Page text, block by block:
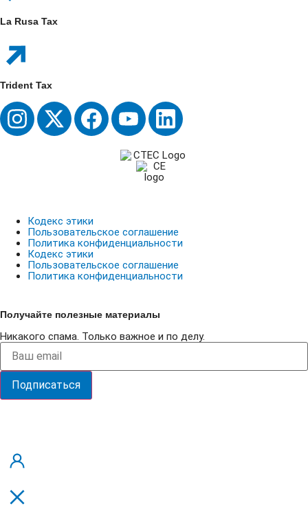
La Rusa Tax
Trident Tax
Кодекс этики
Пользовательское соглашение
Политика конфиденциальности
Кодекс этики
Пользовательское соглашение
Политика конфиденциальности
Получайте полезные материалы
Никакого спама. Только важное и по делу.
Подписаться